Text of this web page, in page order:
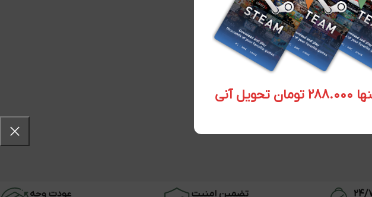
تضمین امنیت عودت وجه